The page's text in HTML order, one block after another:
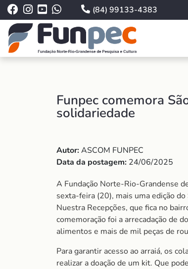
(84) 99133-4383
Funpec comemora
solidariedade
Autor:ASCOM FUNPEC
Data da postagem: 24/06/2025
A Fundação Norte-Rio-Grandense
sexta-feira (20), mais uma edição
Nuestra Recepções, que fica no
comemoração foi a arrecadação de
alimentos e mais de mil peças de
Para garantir acesso ao arraiá, os
realizar a doação de um kit. Que